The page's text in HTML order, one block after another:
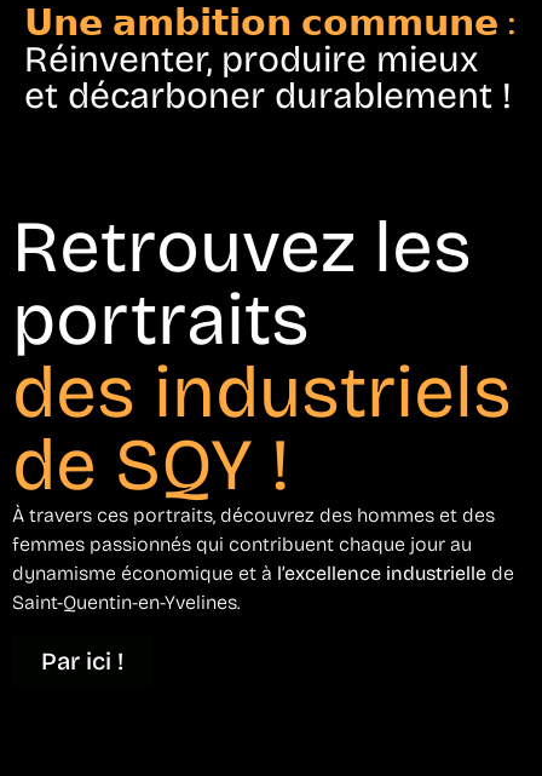
𝗨𝗻𝗲 𝗮𝗺𝗯𝗶𝘁𝗶𝗼𝗻 𝗰𝗼𝗺𝗺𝘂𝗻𝗲 :
Réinventer, produire mieux
et décarboner durablement !
Retrouvez les
portraits
des industriels
de SQY !
À travers ces portraits, découvrez des hommes et des
femmes passionnés qui contribuent chaque jour au
dynamisme économique et à l’excellence industrielle de
Saint-Quentin-en-Yvelines.
Par ici !